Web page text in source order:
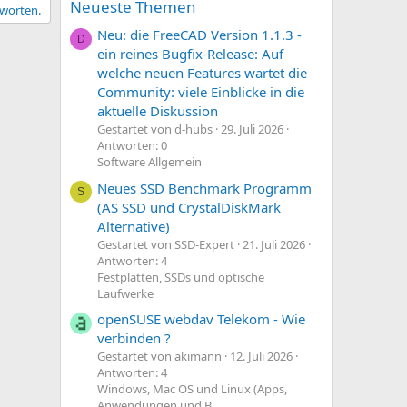
Neueste Themen
D
Neu: die FreeCAD Version 1.1.3 -
ein reines Bugfix-Release: Auf
welche neuen Features wartet die
Community: viele Einblicke in die
aktuelle Diskussion
Gestartet von d-hubs 29. Juli 2026
Antworten: 0
Software Allgemein
S
Neues SSD Benchmark Programm
(AS SSD und CrystalDiskMark
Alternative)
Gestartet von SSD-Expert 21. Juli 2026
Antworten: 4
Festplatten, SSDs und optische
Laufwerke
openSUSE webdav Telekom - Wie
verbinden ?
Gestartet von akimann
12. Juli 2026
Antworten: 4
Windows, Mac OS und Linux (Apps,